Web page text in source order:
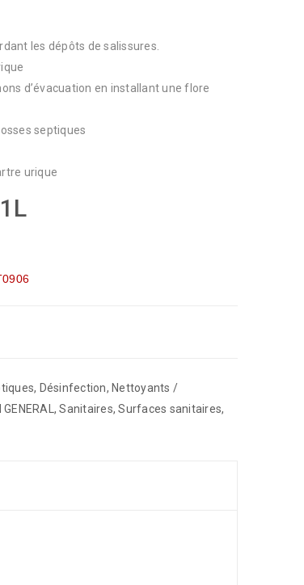
les dépôts de salissures.
d’évacuation en installant une flore
septiques
urique
, Désinfection, Nettoyants /
,Sanitaires,Surfaces sanitaires,